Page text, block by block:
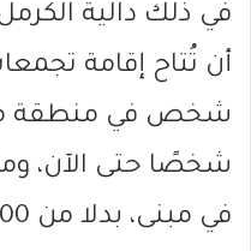
في ذلك دالية
في مبنى، بدلا من 300 حتى الآن”.